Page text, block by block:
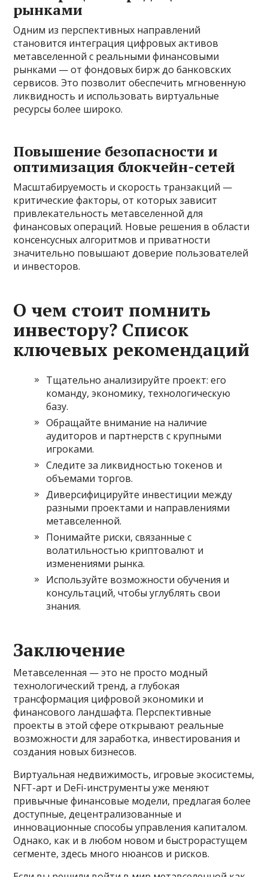
рынками
Одним из перспективных направлений
становится интеграция цифровых активов
метавселенной с реальными финансовыми
рынками — от фондовых бирж до банковских
сервисов. Это позволит обеспечить мгновенную
ликвидность и использовать виртуальные
ресурсы более широко.
Повышение безопасности и
оптимизация блокчейн-сетей
Масштабируемость и скорость транзакций —
критические факторы, от которых зависит
привлекательность метавселенной для
финансовых операций. Новые решения в области
консенсусных алгоритмов и приватности
значительно повышают доверие пользователей
и инвесторов.
О чем стоит помнить
инвестору? Список
ключевых рекомендаций
Тщательно анализируйте проект: его
команду, экономику, технологическую
базу.
Обращайте внимание на наличие
аудиторов и партнерств с крупными
игроками.
Следите за ликвидностью токенов и
объемами торгов.
Диверсифицируйте инвестиции между
разными проектами и направлениями
метавселенной.
Понимайте риски, связанные с
волатильностью криптовалют и
изменениями рынка.
Используйте возможности обучения и
консультаций, чтобы углублять свои
знания.
Заключение
Метавселенная — это не просто модный
технологический тренд, а глубокая
трансформация цифровой экономики и
финансового ландшафта. Перспективные
проекты в этой сфере открывают реальные
возможности для заработка, инвестирования и
создания новых бизнесов.
Виртуальная недвижимость, игровые экосистемы,
NFT-арт и DeFi-инструменты уже меняют
привычные финансовые модели, предлагая более
доступные, децентрализованные и
инновационные способы управления капиталом.
Однако, как и в любом новом и быстрорастущем
сегменте, здесь много нюансов и рисков.